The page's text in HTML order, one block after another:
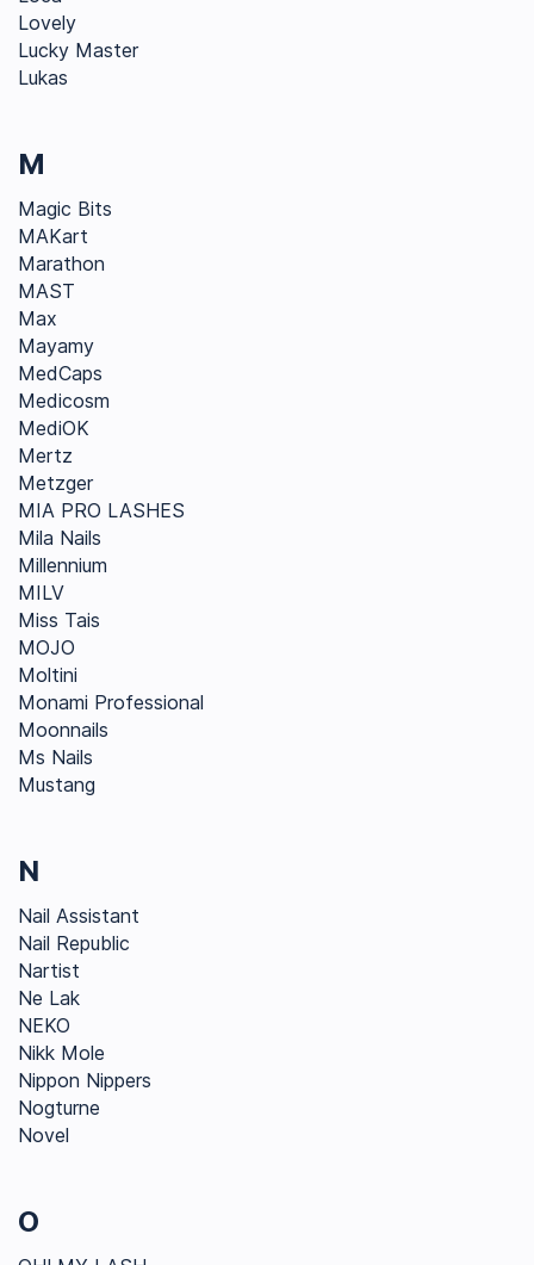
Lovely
Lucky Master
Lukas
M
Magic Bits
MAKart
Marathon
MAST
Max
Mayamy
MedCaps
Medicosm
MediOK
Mertz
Metzger
MIA PRO LASHES
Mila Nails
Millennium
MILV
Miss Tais
MOJO
Moltini
Monami Professional
Moonnails
Ms Nails
Mustang
N
Nail Assistant
Nail Republic
Nartist
Ne Lak
NEKO
Nikk Mole
Nippon Nippers
Nogturne
Novel
O